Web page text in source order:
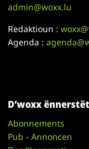
admin@woxx.lu
Redaktioun :
Agenda :
D’woxx
Abonnements
Pub - Annoncen